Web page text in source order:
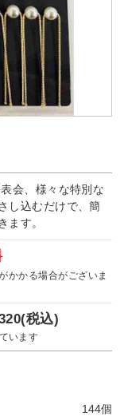
会、様々な特別な
し込むだけで、簡
ます。
かかる場合がございま
(税込)
います
144個